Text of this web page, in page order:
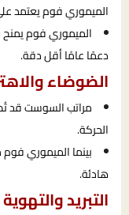
الميموري فوم يعتمد
الميموري فوم
دعمًا عامًا أقل دقة.
الضوضاء
مراتب السوست قد
الحركة.
بينما الميموري
هادئة.
التبريد والتهوية